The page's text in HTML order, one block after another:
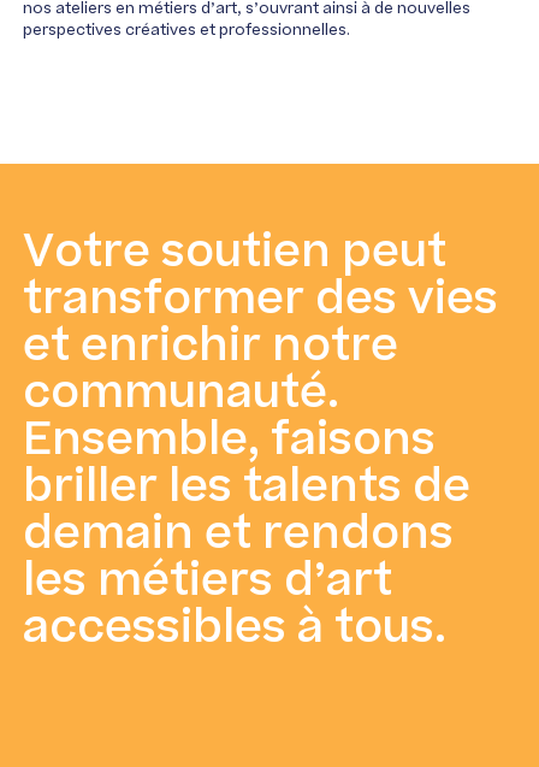
nos ateliers en métiers d’art, s’ouvrant ainsi à de nouvelles
perspectives créatives et professionnelles.
Votre soutien peut
transformer des vies
et enrichir notre
communauté.
Ensemble, faisons
briller les talents de
demain et rendons
les métiers d’art
accessibles à tous.